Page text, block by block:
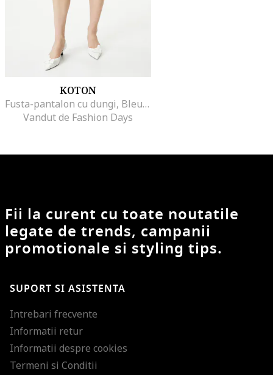
KOTON
Fusta-pantalon cu dungi, Bleumarin
Vandut de Fashion Days
Fii la curent cu toate noutatile
legate de trends, campanii
promotionale si styling tips.
SUPORT SI ASISTENTA
Intrebari frecvente
Informatii retur
Informatii despre cookies
Termeni si Conditii